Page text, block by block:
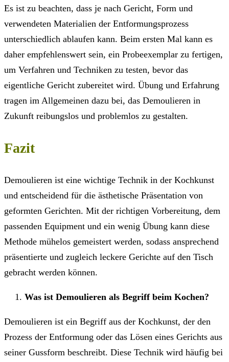
Es ist zu beachten, dass je nach Gericht, Form und
verwendeten Materialien der Entformungsprozess
unterschiedlich ablaufen kann. Beim ersten Mal kann es
daher empfehlenswert sein, ein Probeexemplar zu fertigen,
um Verfahren und Techniken zu testen, bevor das
eigentliche Gericht zubereitet wird. Übung und Erfahrung
tragen im Allgemeinen dazu bei, das Demoulieren in
Zukunft reibungslos und problemlos zu gestalten.
Fazit
Demoulieren ist eine wichtige Technik in der Kochkunst
und entscheidend für die ästhetische Präsentation von
geformten Gerichten. Mit der richtigen Vorbereitung, dem
passenden Equipment und ein wenig Übung kann diese
Methode mühelos gemeistert werden, sodass ansprechend
präsentierte und zugleich leckere Gerichte auf den Tisch
gebracht werden können.
Was ist Demoulieren als Begriff beim Kochen?
Demoulieren ist ein Begriff aus der Kochkunst, der den
Prozess der Entformung oder das Lösen eines Gerichts aus
seiner Gussform beschreibt. Diese Technik wird häufig bei